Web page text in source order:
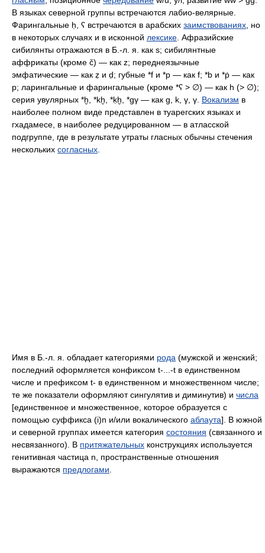
В языках северной группы встречаются лабио-велярные.
Фарингальные ḥ, ʕ встречаются в арабских заимствованиях , но
в некоторых случаях и в исконной лексике . Афразийские
сибилянты отражаются в Б.‑л. я. как s; сибилянтные
аффрикаты (кроме č) — как z; переднеязычные
эмфатические — как ẓ и ḍ; губные *f и *p — как f; *b и *ṗ — как
p; ларингальные и фарингальные (кроме *ʕ > ∅) — как h (> ∅);
серия увулярных *ḫ, *kḫ, *ḳḫ, *gγ — как g, k, γ, γ. Вокализм в
наиболее полном виде представлен в туарегских языках и
гхадамесе, в наиболее редуцированном — в атласской
подгруппе, где в результате утраты гласных обычны стечения
нескольких согласных
Имя в Б.‑л. я. обладает категориями рода (мужской и женский;
последний оформляется конфиксом t‑...‑t в единственном
числе и префиксом t- в единственном и множественном числе;
те же показатели оформляют сингулятив и диминутив) и числа
[единственное и множественное, которое образуется с
помощью суффикса (i)n и/или вокалического аблаута]. В южной
и северной группах имеется категория состояния (связанного и
несвязанного). В притяжательных конструкциях используется
генитивная частица n, пространственные отношения
выражаются предлогами